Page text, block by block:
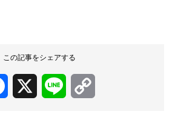
この記事をシェアする
Facebook Line